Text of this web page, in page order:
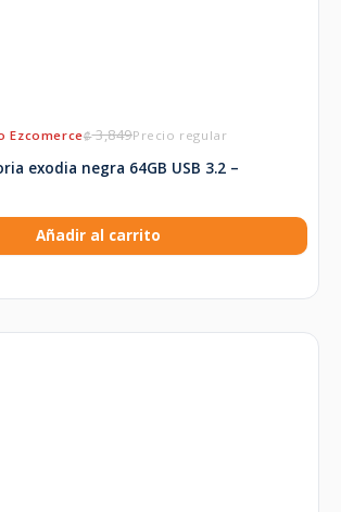
₡3,849
exodia negra 64GB USB 3.2 –
Añadir al carrito